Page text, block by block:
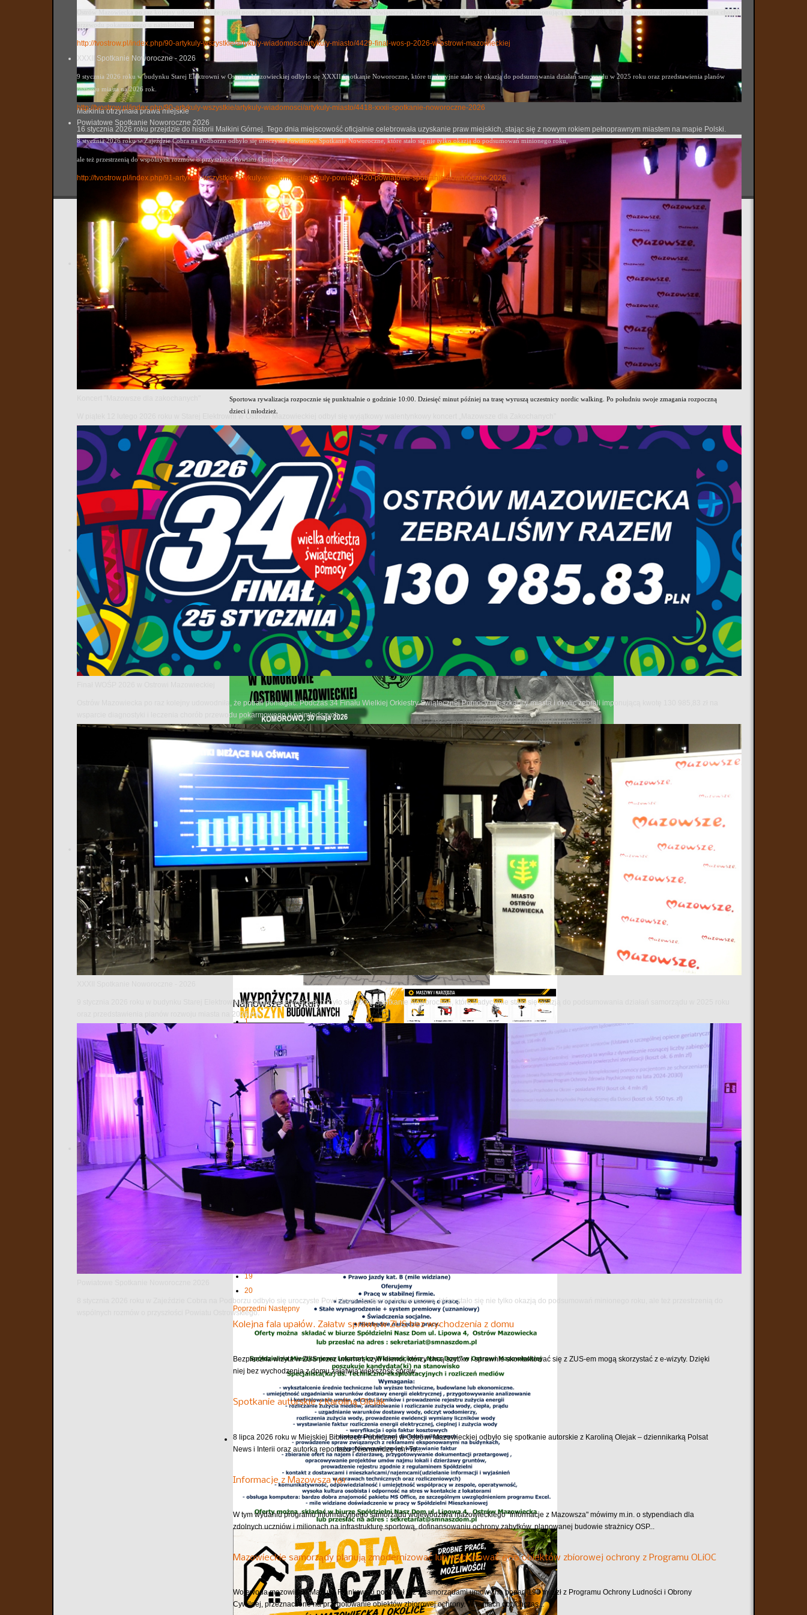
Małkinia otrzymała prawa miejskie
16 stycznia 2026 roku przejdzie do historii Małkini Górnej. Tego dnia miejscowość oficjalnie celebrowała uzyskanie praw miejskich, stając się z nowym rokiem pełnoprawnym miastem na mapie Polski.
W piątek 12 lutego 2026 roku w Starej Elektrowni w Ostrowi Mazowieckiej odbył się wyjątkowy walentynkowy koncert „Mazowsze dla Zakochanych”
Ostrów Mazowiecka po raz kolejny udowodniła, że potrafi pomagać. Podczas 34 Finału Wielkiej Orkiestry Świątecznej Pomocy mieszkańcy miasta i okolic zebrali imponującą kwotę 130 985,83 zł na
wsparcie diagnostyki i leczenia chorób przewodu pokarmowego u najmłodszych.
9 stycznia 2026 roku w budynku Starej Elektrowni w Ostrowi Mazowieckiej odbyło się XXXII Spotkanie Noworoczne, które tradycyjnie stało się okazją do podsumowania działań samorządu w 2025 roku
oraz przedstawienia planów rozwoju miasta na 2026 rok.
8 stycznia 2026 roku w Zajeździe Cobra na Podborzu odbyło się uroczyste Powiatowe Spotkanie Noworoczne, które stało się nie tylko okazją do podsumowań minionego roku, ale też przestrzenią do
wspólnych rozmów o przyszłości Powiatu Ostrowskiego.
http://tvostrow.pl/index.php/90-artykuly-wszystkie/artykuly-wiadomosci/artykuly-miasto/4429-final-wos-p-2026-w-ostrowi-mazowieckiej
XXXII Spotkanie Noworoczne - 2026
9 stycznia 2026 roku w budynku Starej Elektrowni w Ostrowi Mazowieckiej odbyło się XXXII Spotkanie Noworoczne, które tradycyjnie stało się okazjądo podsumowania działań samorządu w 2025 roku oraz przedstawienia planów
rozwoju miasta na 2026 rok.
http://tvostrow.pl/index.php/90-artykuly-wszystkie/artykuly-wiadomosci/artykuly-miasto/4418-xxxii-spotkanie-noworoczne-2026
Powiatowe Spotkanie Noworoczne 2026
8 stycznia 2026 roku w Zajeździe Cobra na Podborzu odbyło się uroczyste Powiatowe Spotkanie Noworoczne, które stało się nie tylko okazją do podsumowań minionego roku,
ale też przestrzenią do wspólnych rozmów o przyszłości Powiatu Ostrowskiego.
http://tvostrow.pl/index.php/91-artykuly-wszystkie/artykuly-wiadomosci/artykuly-powiat/4420-powiatowe-spotkanie-noworoczne-2026
Komorowo pobiegnie ku pamięci bohaterów. Przed nami 9. edycja wyjątkowego wydarzenia sportowego
tvostrow
Utworzono: 28 maj 2026
Już 30 maja 2026 roku Komorowo ponownie stanie się areną sportowych emocji i patriotycznej atmosfery. Tego dnia odbędzie się 9. Bieg Pamięci Absolwentów Szkoły
Podchorążych Piechoty w Komorowie – wydarzenie, które od lat przyciąga miłośników biegania, historii oraz aktywnego stylu życia.
Organizatorzy przygotowali szeroką ofertę konkurencji zarówno dla doświadczonych zawodników, jak i osób, które po prostu chcą aktywnie spędzić czas. Głównym punktem
programu będzie bieg na dystansie 10 kilometrów. Na uczestników czeka również marsz nordic walking na 5 km oraz biegi dziecięce dostosowane do wieku najmłodszych
sportowców.
Centrum wydarzenia znajdować się będzie w Komorowie. Start biegu głównego zaplanowano przy Alei Pomników Bohaterów Powstania Listopadowego przy ulicy płk. dypl.
Ludwika Bociańskiego. Meta wszystkich konkurencji usytuowana zostanie przy popularnej fontannie smoka, która od lat kojarzona jest z lokalnymi wydarzeniami sportowymi i
kulturalnymi.
Sportowa rywalizacja rozpocznie się punktualnie o godzinie 10:00. Dziesięć minut później na trasę wyruszą uczestnicy nordic walking. Po południu swoje zmagania rozpoczną
dzieci i młodzież.
Organizatorzy podkreślają, że wydarzenie ma nie tylko charakter sportowy, ale również historyczny i integracyjny. Bieg jest formą uczczenia pamięci absolwentów legendarnej
Szkoły Podchorążych Piechoty, która przez lata była ważnym symbolem regionu.
Na uczestników czekają pamiątkowe medale, pakiety startowe oraz liczne klasyfikacje i nagrody. Najlepsi zawodnicy otrzymają puchary w kategorii open, kategoriach wiekowych, a
także w klasyfikacjach specjalnych dla służb mundurowych i weteranów. Organizatorzy planują również wyróżnienia dla najmłodszych i najstarszych uczestników wydarzenia.
Hasło tegorocznej edycji brzmi: „To nie jest zwykły bieg, to nie jest zwykłe miejsce” — i jak podkreślają uczestnicy poprzednich lat, trudno o lepsze podsumowanie atmosfery tego
wydarzenia.
Najnowsze artykuły
1
6
8
9
10
11
12
15
16
19
20
Poprzedni Następny
Kolejna fala upałów. Załatw sprawę w ZUS bez wychodzenia z domu
Bezpieczna wizyta w ZUS przez internet, czyli klienci, którzy chcą szybko i sprawnie skontaktować się z ZUS-em mogą skorzystać z e-wizyty. Dzięki
niej bez wychodzenia z domu załatwią większość spraw...
Spotkanie autorskie z Karoliną Olejak
8 lipca 2026 roku w Miejskiej Bibliotece Publicznej w Ostrowi Mazowieckiej odbyło się spotkanie autorskie z Karoliną Olejak – dziennikarką Polsat
News i Interii oraz autorką reportażu „Nienawidzę ich! To...
Informacje z Mazowsza 161
W tym wydaniu programu informacyjnego samorządu województwa mazowieckiego "Informacje z Mazowsza" mówimy m.in. o stypendiach dla
zdolnych uczniów i milionach na infrastrukturę sportową, dofinansowaniu ochrony zabytków, planowanej budowie strażnicy OSP...
Mazowieckie samorządy planują zmodernizować lub wybudować 600 obiektów zbiorowej ochrony z Programu OLiOC
Wojewoda mazowiecki Mariusz Frankowski podpisał już z samorządami umowy na ponad 190 mln zł z Programu Ochrony Ludności i Obrony
Cywilnej, przeznaczone na przygotowanie obiektów zbiorowej ochrony. W ramach dotychczas...